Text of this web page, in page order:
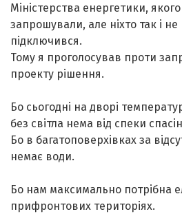
Міністерства енергетики,
запрошували, але ніхто так і
підключився.
Тому я проголосував проти
проекту рішення.
Бо сьогодні на дворі
без світла нема від спеки
Бо в багатоповерхівках за
немає води.
Бо нам максимально потрібна
прифронтових територіях.